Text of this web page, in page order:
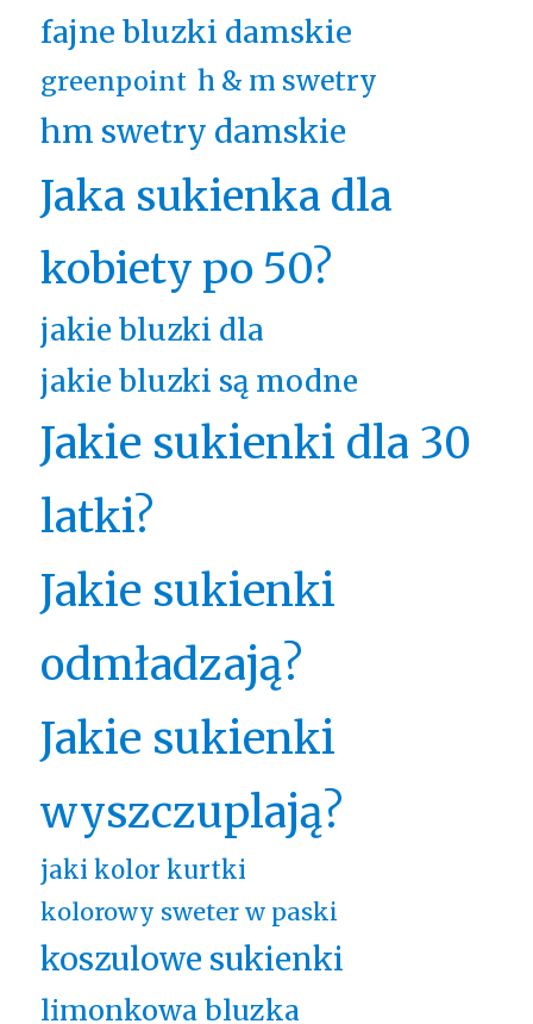
fajne bluzki damskie
greenpoint h & m swetry
hm swetry damskie
Jaka sukienka dla
kobiety po 50?
jakie bluzki dla
jakie bluzki są modne
Jakie sukienki dla 30
latki?
Jakie sukienki
odmładzają?
Jakie sukienki
wyszczuplają?
jaki kolor kurtki
kolorowy sweter w paski
koszulowe sukienki
limonkowa bluzka